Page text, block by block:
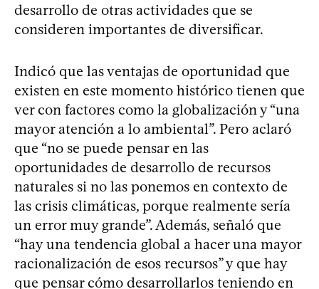
desarrollo de otras actividades que se
consideren importantes de diversificar.
Indicó que las ventajas de oportunidad que
existen en este momento histórico tienen que
ver con factores como la globalización y “una
mayor atención a lo ambiental”. Pero aclaró
que “no se puede pensar en las
oportunidades de desarrollo de recursos
naturales si no las ponemos en contexto de
las crisis climáticas, porque realmente sería
un error muy grande”. Además, señaló que
“hay una tendencia global a hacer una mayor
racionalización de esos recursos” y que hay
que pensar cómo desarrollarlos teniendo en